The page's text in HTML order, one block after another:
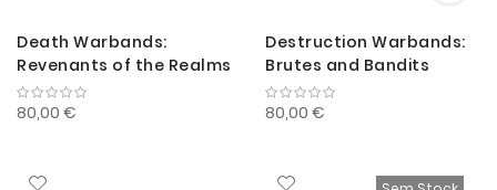
Death Warbands:
Revenants of the Realms
80,00 €
Destruction Warbands:
Brutes and Bandits
80,00 €